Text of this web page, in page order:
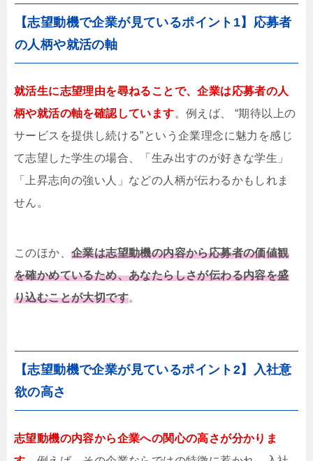
【志望動機で企業が見ているポイント1】応募者
の人柄や就活の軸
就活生に志望理由を尋ねることで、企業は応募者の人
柄や就活の軸を確認しています。例えば、 “期待以上の
サービスを提供し続ける”という企業理念に魅力を感じ
て志望した学生の場合、「生み出すのが好きな学生」
「上昇志向の強い人」などの人柄が伝わるかもしれま
せん。
このほか、 企業は志望動機の内容から応募者の価値観
を確かめているため、あなたらしさが伝わる内容を盛
り込むことが大切です。
【志望動機で企業が見ているポイント2】入社意
欲の高さ
志望動機の内容から企業への関心の高さが分かりま